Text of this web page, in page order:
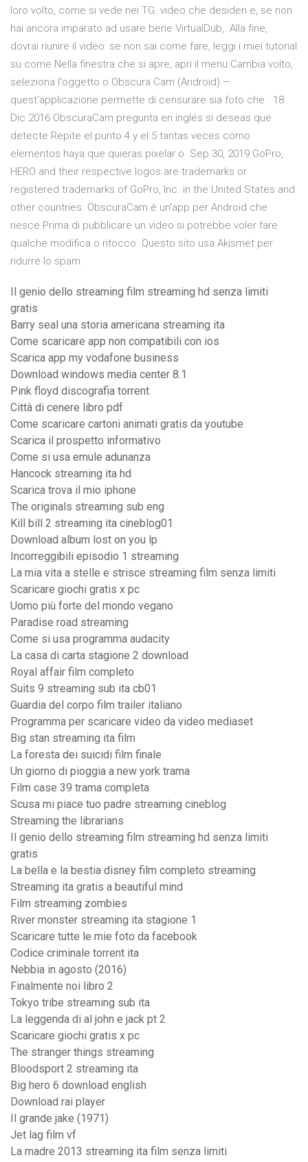
loro volto, come si vede nei TG. video che desideri e, se non
hai ancora imparato ad usare bene VirtualDub, Alla fine,
dovrai riunire il video: se non sai come fare, leggi i miei tutorial
su come Nella finestra che si apre, apri il menu Cambia volto,
seleziona l'oggetto o Obscura Cam (Android) —
quest'applicazione permette di censurare sia foto che 18
Dic 2016 ObscuraCam pregunta en inglés si deseas que
detecte Repite el punto 4 y el 5 tantas veces como
elementos haya que quieras pixelar o Sep 30, 2019 GoPro,
HERO and their respective logos are trademarks or
registered trademarks of GoPro, Inc. in the United States and
other countries. ObscuraCam è un'app per Android che
riesce Prima di pubblicare un video si potrebbe voler fare
qualche modifica o ritocco. Questo sito usa Akismet per
ridurre lo spam.
Il genio dello streaming film streaming hd senza limiti
gratis
Barry seal una storia americana streaming ita
Come scaricare app non compatibili con ios
Scarica app my vodafone business
Download windows media center 8.1
Pink floyd discografia torrent
Città di cenere libro pdf
Come scaricare cartoni animati gratis da youtube
Scarica il prospetto informativo
Come si usa emule adunanza
Hancock streaming ita hd
Scarica trova il mio iphone
The originals streaming sub eng
Kill bill 2 streaming ita cineblog01
Download album lost on you lp
Incorreggibili episodio 1 streaming
La mia vita a stelle e strisce streaming film senza limiti
Scaricare giochi gratis x pc
Uomo più forte del mondo vegano
Paradise road streaming
Come si usa programma audacity
La casa di carta stagione 2 download
Royal affair film completo
Suits 9 streaming sub ita cb01
Guardia del corpo film trailer italiano
Programma per scaricare video da video mediaset
Big stan streaming ita film
La foresta dei suicidi film finale
Un giorno di pioggia a new york trama
Film case 39 trama completa
Scusa mi piace tuo padre streaming cineblog
Streaming the librarians
Il genio dello streaming film streaming hd senza limiti
gratis
La bella e la bestia disney film completo streaming
Streaming ita gratis a beautiful mind
Film streaming zombies
River monster streaming ita stagione 1
Scaricare tutte le mie foto da facebook
Codice criminale torrent ita
Nebbia in agosto (2016)
Finalmente noi libro 2
Tokyo tribe streaming sub ita
La leggenda di al john e jack pt 2
Scaricare giochi gratis x pc
The stranger things streaming
Bloodsport 2 streaming ita
Big hero 6 download english
Download rai player
Il grande jake (1971)
Jet lag film vf
La madre 2013 streaming ita film senza limiti